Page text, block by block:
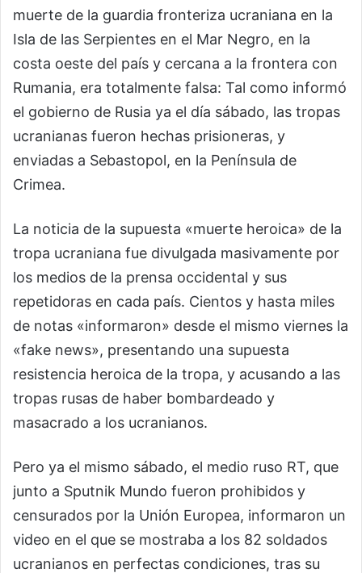
muerte de la guardia fronteriza ucraniana en la
Isla de las Serpientes en el Mar Negro, en la
costa oeste del país y cercana a la frontera con
Rumania, era totalmente falsa: Tal como informó
el gobierno de Rusia ya el día sábado, las tropas
ucranianas fueron hechas prisioneras, y
enviadas a Sebastopol, en la Península de
Crimea.
La noticia de la supuesta «muerte heroica» de la
tropa ucraniana fue divulgada masivamente por
los medios de la prensa occidental y sus
repetidoras en cada país. Cientos y hasta miles
de notas «informaron» desde el mismo viernes la
«fake news», presentando una supuesta
resistencia heroica de la tropa, y acusando a las
tropas rusas de haber bombardeado y
masacrado a los ucranianos.
Pero ya el mismo sábado, el medio ruso RT, que
junto a Sputnik Mundo fueron prohibidos y
censurados por la Unión Europea, informaron un
video en el que se mostraba a los 82 soldados
ucranianos en perfectas condiciones, tras su